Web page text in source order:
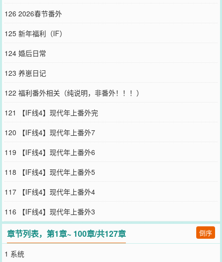
统：“叮咚——恭喜宿主绑定拯救黑化反派系统，经过鉴定，宿主属于
美强惨黑化反派，只要宿主停止作死行为，加入团宠主角的行列，就
可以免去惨死结局。”翎卿拿着由自己人生化成的书，不紧不慢地笑
了：“三次。”系统：“？”“我居然失手了三次。”翎卿微笑，“但这一次，
我不会再失手了。”……死？谁在乎呢？-万宗大会上，主角一路好运
闯入决赛。按照剧本，他会被修仙界第一人收为唯一的弟子，受尽万
千宠爱。然而，谁也没想到的是，主角被一个无名小卒斩于剑下。正
当他捂着伤口万分委屈时，坐在高座的仙尊伸手一点。“我要他。”翎
卿缓缓抽出剑，唇边笑意更深，就要提出挑战，把主角最大的靠山一
并除了。谁知一抬眸。发现那仙尊指的是他。【小剧场】收徒现场，
翎卿当着众人的面恶意传音：“仙尊知道自己看我的眼神像什么吗？”
他不辨喜怒地笑了声，声音却是温存的，“像我曾经的师尊、因爱生恨
背叛了我的下属、还有其他所有对我心怀觊觎的人。”众目睽睽之下，
白衣仙尊显出点出乎意料的神色。“啊……已经那么下流了吗？”他眨
了下眼。-一次大典，翎卿给亦无殊束发，亲昵地靠在他肩头，问他：
“师尊喜欢什么发髻呢？”那双杀出过血海的手扶着他肩膀，指尖贴着
颈部温热跳动的血管，笑意盈盈地看着镜子里清贵如神祇的仙尊。他
的系统吓疯了：“宿宿宿宿主，这可是第一仙尊！！！”翎卿答得十分
温柔，眉眼弯弯：“我就喜欢捏硬柿子。”他收紧虎口，剥夺对方喘息
的余地，细细品味着他最细微的神色变化。想看他失控，发疯。可最
后，那人转头吻上了他侧脸。-亦无殊看翎卿，是一只天真残忍野性为
生的兽，傲慢，坏脾气，不容忤逆，厌恶拒绝。无数人告诉他，这样
的存在，应该早点除掉。可他看着翎卿，希望他脾气再坏一点，再对
自己放肆一点，理所当然向他索取，习惯性地向他提出要求，永远不
用担心被他拒绝……永远离不开他。他愿意用血肉饲养这只以爱为生
的怪物。-top癌晚期，美强惨黑化魔头受x情绪稳定的神经病神明攻年
126 2026春节番外
125 新年福利（IF）
124 婚后日常
123 养崽日记
122 福利番外相关（纯说明，非番外！！！）
121 【IF线4】现代年上番外完
120 【IF线4】现代年上番外7
119 【IF线4】现代年上番外6
118 【IF线4】现代年上番外5
117 【IF线4】现代年上番外4
116 【IF线4】现代年上番外3
章节列表，第1章~ 100章/共127章 倒序
1 系统